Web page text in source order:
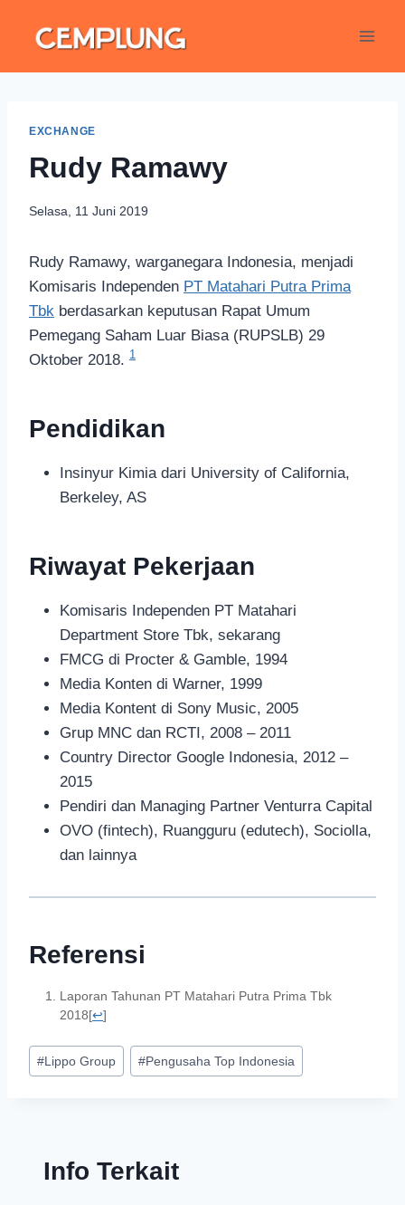
EXCHANGE
Rudy Ramawy
Selasa, 11 Juni 2019
Rudy Ramawy, warganegara Indonesia, menjadi
Komisaris Independen PT Matahari Putra Prima
Tbk berdasarkan keputusan Rapat Umum
Pemegang Saham Luar Biasa (RUPSLB) 29
Oktober 2018. 1
Pendidikan
Insinyur Kimia dari University of California,
Berkeley, AS
Riwayat Pekerjaan
Komisaris Independen PT Matahari
Department Store Tbk, sekarang
FMCG di Procter & Gamble, 1994
Media Konten di Warner, 1999
Media Kontent di Sony Music, 2005
Grup MNC dan RCTI, 2008 – 2011
Country Director Google Indonesia, 2012 –
2015
Pendiri dan Managing Partner Venturra Capital
OVO (fintech), Ruangguru (edutech), Sociolla,
dan lainnya
Referensi
Laporan Tahunan PT Matahari Putra Prima Tbk
2018[↩]
# Lippo Group #Pengusaha Top Indonesia
Info Terkait